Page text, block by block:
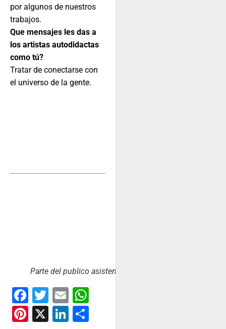
por algunos de nuestros
trabajos.
Que mensajes les das a
los artistas autodidactas
como tú?
Tratar de conectarse con
el universo de la gente.
Parte del publico asistente
Facebook
Twitter
Email
Pinterest
X LinkedIn